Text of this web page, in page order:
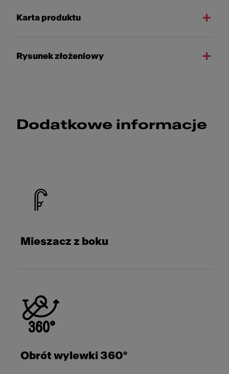
Karta produktu
Rysunek złożeniowy
Dodatkowe informacje
Mieszacz z boku
Obrót wylewki 360°